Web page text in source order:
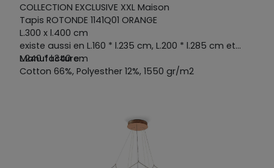
COLLECTION EXCLUSIVE XXL Maison
Tapis ROTONDE 1141Q01 ORANGE
L.300 x l.400 cm
existe aussi en L.160 * l.235 cm, L.200 * l.285 cm et
L.240 * l.340 cm
Manufacture :
Cotton 66%, Polyesther 12%, 1550 gr/m2